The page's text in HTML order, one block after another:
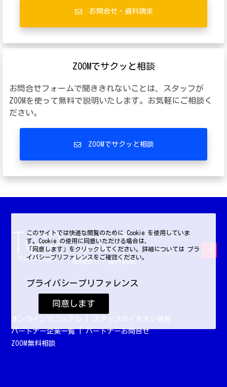
お問合せ・資料請求
ZOOMでサクッと相談
お問合せフォームで聞ききれないことは、スタッフが
ZOOMを使って無料で説明いたします。お気軽にご相談く
ださい。
ZOOMでサクッと相談
平日10:00〜17:00
（土日祝休）
お問合せ・資料請求
オンラインマニュアル
スタッフのイチオシ機能
パートナー企業一覧|パートナーお問合せ
ZOOM無料相談
このサイトでは快適な閲覧のために Cookie を使用していま
す。Cookie の使用に同意いただける場合は、
「同意します」をクリックしてください。詳細については プラ
イバシープリファレンスをご確認ください。
プライバシープリファレンス
同意します